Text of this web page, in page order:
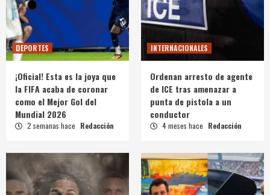
DEPORTES
¡Oficial! Esta es la joya que
la FIFA acaba de coronar
como el Mejor Gol del
Mundial 2026
2 semanas hace Redacción
INTERNACIONALES
Ordenan arresto de agente
de ICE tras amenazar a
punta de pistola a un
conductor
4 meses hace Redacción